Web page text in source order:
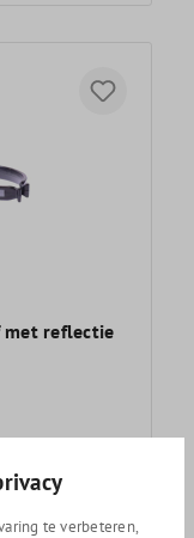
met reflectie
te verbeteren,